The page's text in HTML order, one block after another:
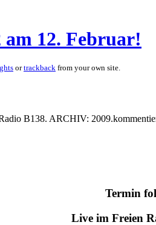
12. Februar!
ortrackback from your own site.
B138. ARCHIV:
Termin
Live im Freien